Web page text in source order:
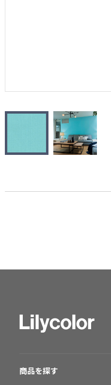
モデルハウス
新築戸建・マンション
#リリカラのある暮らし
大阪ショールーム
仙台ショールーム
お客様サポート
商品を探す